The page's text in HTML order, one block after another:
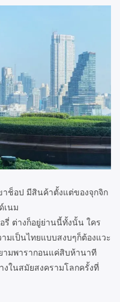
าช็อป มีสินค้าตั้งแต่ของจุกจิก
เนม
รี่ ต่างก็อยู่ย่านนี้ทั้งนั้น ใคร
มเป็นไทยแบบสงบๆก็ต้องแวะ
ามพารากอนแค่สิบห้านาที
ในสมัยสงครามโลกครั้งที่